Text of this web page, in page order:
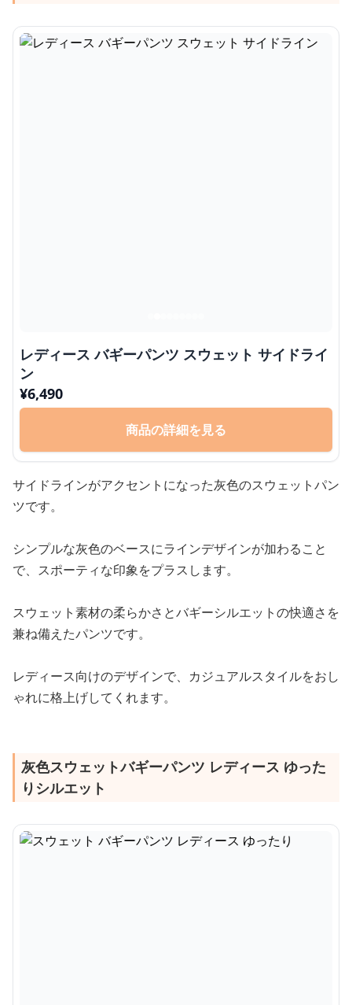
レディース バギーパンツ スウェット サイドライ
ン
¥6,490
商品の詳細を見る
サイドラインがアクセントになった灰色のスウェットパン
ツです。
シンプルな灰色のベースにラインデザインが加わること
で、スポーティな印象をプラスします。
スウェット素材の柔らかさとバギーシルエットの快適さを
兼ね備えたパンツです。
レディース向けのデザインで、カジュアルスタイルをおし
ゃれに格上げしてくれます。
灰色スウェットバギーパンツ レディース ゆった
りシルエット